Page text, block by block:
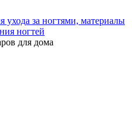
для дома